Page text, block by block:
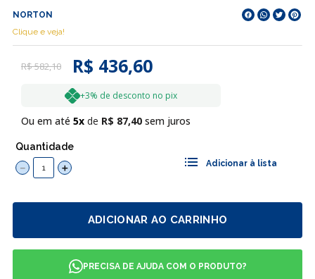
NORTON
Clique e veja!
R$582,10 R$ 436,60
+3% de desconto no pix
Ou em até 5 R$ 87,40 sem juros
Quantidade
＋
－
ADICIONAR AO CARRINHO
PRECISA DE AJUDA COM O PRODUTO?